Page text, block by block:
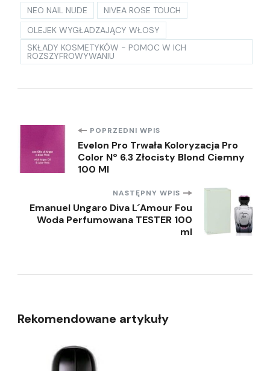
NEO NAIL NUDE
NIVEA ROSE TOUCH
OLEJEK WYGŁADZAJĄCY WŁOSY
SKŁADY KOSMETYKÓW - POMOC W ICH
ROZSZYFROWYWANIU
Nawigacja
wpisu
POPRZEDNI WPIS
Evelon Pro Trwała Koloryzacja Pro
Color Nº 6.3 Złocisty Blond Ciemny
100 Ml
NASTĘPNY WPIS
Emanuel Ungaro Diva L´Amour Fou
Woda Perfumowana TESTER 100
ml
Rekomendowane artykuły